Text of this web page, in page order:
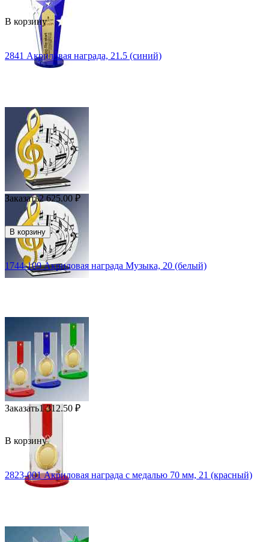
В корзину
2841 Акриловая награда, 21.5 (синий)
Заказать2 625.00 ₽
В корзину
1744-109 Акриловая награда Музыка, 20 (белый)
Заказать1 312.50 ₽
В корзину
2823-001 Акриловая награда с медалью 70 мм, 21 (красный)